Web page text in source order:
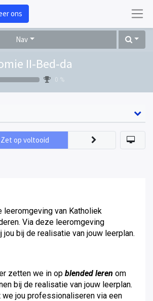
ons
Nav
II-Bed-da
0 %
Zet op voltooid
leeromgeving van Katholiek
Via deze leeromgeving
jou bij de realisatie van jouw leerplan.
zetten we in op blended leren om
bij de realisatie van jouw leerplan.
we jou professionaliseren via een